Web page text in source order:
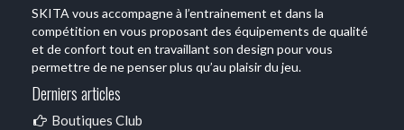
SKITA vous accompagne à l’entrainement et dans la
compétition en vous proposant des équipements de qualité
et de confort tout en travaillant son design pour vous
permettre de ne penser plus qu’au plaisir du jeu.
Derniers articles
Boutiques Club